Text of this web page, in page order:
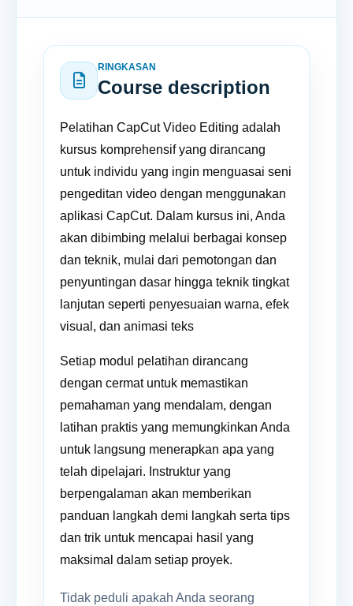
RINGKASAN
Course description
Pelatihan CapCut Video Editing adalah
kursus komprehensif yang dirancang
untuk individu yang ingin menguasai seni
pengeditan video dengan menggunakan
aplikasi CapCut. Dalam kursus ini, Anda
akan dibimbing melalui berbagai konsep
dan teknik, mulai dari pemotongan dan
penyuntingan dasar hingga teknik tingkat
lanjutan seperti penyesuaian warna, efek
visual, dan animasi teks
Setiap modul pelatihan dirancang
dengan cermat untuk memastikan
pemahaman yang mendalam, dengan
latihan praktis yang memungkinkan Anda
untuk langsung menerapkan apa yang
telah dipelajari. Instruktur yang
berpengalaman akan memberikan
panduan langkah demi langkah serta tips
dan trik untuk mencapai hasil yang
maksimal dalam setiap proyek.
Tidak peduli apakah Anda seorang